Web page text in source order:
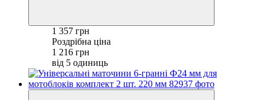
1 357 грн
Роздрібна ціна
1 216 грн
від 5 одиниць